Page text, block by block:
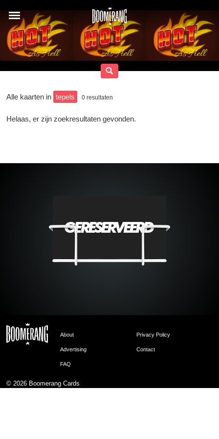
Alle kaarten in tepels 0 resultaten
Helaas, er zijn zoekresultaten gevonden.
About Privacy Policy
Advertising Contact
FAQ
© 2026 Boomerang Cards